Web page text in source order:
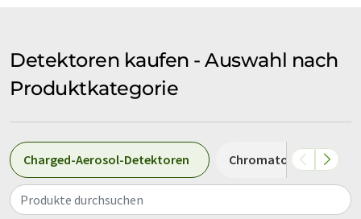
Detektoren kaufen - Auswahl nach
Produktkategorie
Charged-Aerosol-Detektoren
Produkte durchsuchen